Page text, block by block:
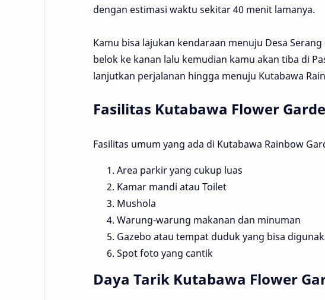
dengan estimasi waktu sekitar 40 menit lamanya.
Kamu bisa lajukan kendaraan menuju Desa
belok ke kanan lalu kemudian kamu akan tiba di
lanjutkan perjalanan hingga menuju Kutabawa
Fasilitas Kutabawa Flower
Fasilitas umum yang ada di Kutabawa Rainbow
Area parkir yang cukup luas
Kamar mandi atau Toilet
Mushola
Warung-warung makanan dan minuman
Gazebo atau tempat duduk yang bisa
Spot foto yang cantik
Daya Tarik Kutabawa Flower